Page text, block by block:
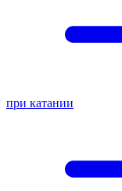
при катании